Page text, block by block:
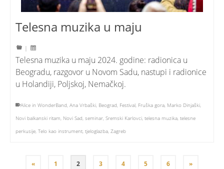
Telesna muzika u maju
|
Telesna muzika u maju 2024. godine: radionica u
Beogradu, razgovor u Novom Sadu, nastupi i radionice
u Holandiji, Poljskoj, Nemačkoj.
Alice in WonderBand, Ana Vrbaški, Beograd, Festival, Fruška gora, Marko Dinjaški,
Novi balkanski ritam, Novi Sad, seminar, Sremski Karlovci, telesna muzika, telesne
perkusije, Telo kao instrument, tjeloglazba, Zagreb
« 1 2 3 4 5 6 »